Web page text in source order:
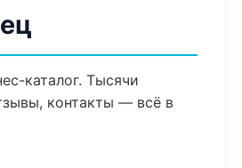
каталог. Тысячи
контакты — всё в